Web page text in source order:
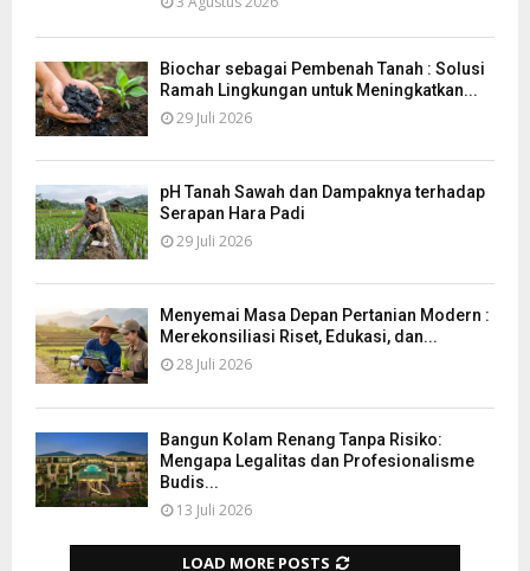
Biochar sebagai Pembenah Tanah : Solusi
Ramah Lingkungan untuk Meningkatkan...
29 Juli 2026
pH Tanah Sawah dan Dampaknya terhadap
Serapan Hara Padi
29 Juli 2026
Menyemai Masa Depan Pertanian Modern :
Merekonsiliasi Riset, Edukasi, dan...
28 Juli 2026
Bangun Kolam Renang Tanpa Risiko:
Mengapa Legalitas dan Profesionalisme
Budis...
13 Juli 2026
LOAD MORE POSTS